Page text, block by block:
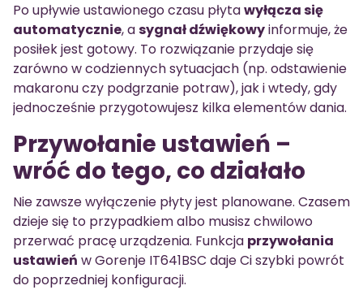
Po upływie ustawionego czasu płytawyłącza się
automatycznie, asygnał dźwiękowyinformuje, że
posiłek jest gotowy. To rozwiązanie przydaje się
zarówno w codziennych sytuacjach (np. odstawienie
makaronu czy podgrzanie potraw), jak i wtedy, gdy
jednocześnie przygotowujesz kilka elementów dania.
Przywołanie ustawień –
wróć do tego, co działało
Nie zawsze wyłączenie płyty jest planowane. Czasem
dzieje się to przypadkiem albo musisz chwilowo
przerwać pracę urządzenia. Funkcja przywołania
ustawień w Gorenje IT641BSC daje Ci szybki powrót
do poprzedniej konfiguracji.